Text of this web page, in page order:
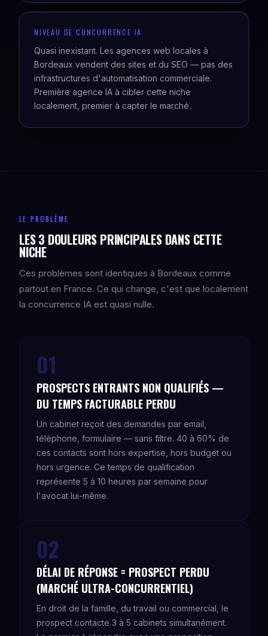
NIVEAU DE CONCURRENCE IA
Quasi inexistant. Les agences web locales à
Bordeaux vendent des sites et du SEO — pas des
infrastructures d'automatisation commerciale.
Première agence IA à cibler cette niche
localement, premier à capter le marché.
LE PROBLÈME
LES 3 DOULEURS PRINCIPALES DANS CETTE
NICHE
Ces problèmes sont identiques à Bordeaux comme
partout en France. Ce qui change, c'est que localement
la concurrence IA est quasi nulle.
01
PROSPECTS ENTRANTS NON QUALIFIÉS —
DU TEMPS FACTURABLE PERDU
Un cabinet reçoit des demandes par email,
téléphone, formulaire — sans filtre. 40 à 60% de
ces contacts sont hors expertise, hors budget ou
hors urgence. Ce temps de qualification
représente 5 à 10 heures par semaine pour
l'avocat lui-même.
02
DÉLAI DE RÉPONSE = PROSPECT PERDU
(MARCHÉ ULTRA-CONCURRENTIEL)
En droit de la famille, du travail ou commercial, le
prospect contacte 3 à 5 cabinets simultanément.